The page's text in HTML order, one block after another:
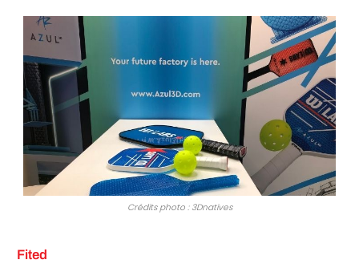
Crédits photo : 3Dnatives
Fited